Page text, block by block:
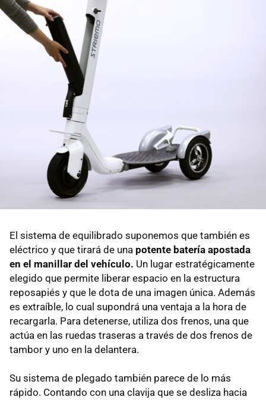
El sistema de equilibrado suponemos que también es
eléctrico y que tirará de una potente batería apostada
en el manillar del vehículo. Un lugar estratégicamente
elegido que permite liberar espacio en la estructura
reposapiés y que le dota de una imagen única. Además
es extraíble, lo cual supondrá una ventaja a la hora de
recargarla. Para detenerse, utiliza dos frenos, una que
actúa en las ruedas traseras a través de dos frenos de
tambor y uno en la delantera.
Su sistema de plegado también parece de lo más
rápido. Contando con una clavija que se desliza hacia